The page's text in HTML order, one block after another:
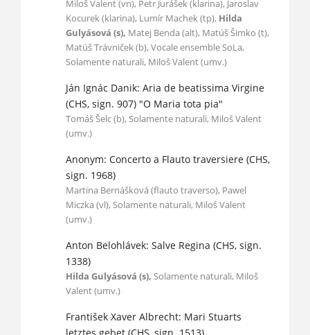
Miloš Valent (vn), Petr Jurášek (klarina), Jaroslav
Kocurek (klarina), Lumír Machek (tp), Hilda
Gulyásová (s), Matej Benda (alt), Matúš Šimko (t),
Matúš Trávniček (b), Vocale ensemble SoLa,
Solamente naturali, Miloš Valent (umv.)
Ján Ignác Danik: Aria de beatissima Virgine
(CHS, sign. 907) "O Maria tota pia"
Tomáš Šelc (b), Solamente naturali, Miloš Valent
(umv.)
Anonym: Concerto a Flauto traversiere (CHS,
sign. 1968)
Martina Bernášková (flauto traverso), Pawel
Miczka (vl), Solamente naturali, Miloš Valent
(umv.)
Anton Belohlávek: Salve Regina (CHS, sign.
1338)
Hilda Gulyásová (s), Solamente naturali, Miloš
Valent (umv.)
František Xaver Albrecht: Mari Stuarts